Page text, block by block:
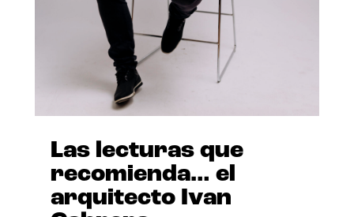
Las lecturas que
recomienda… el
arquitecto Ivan